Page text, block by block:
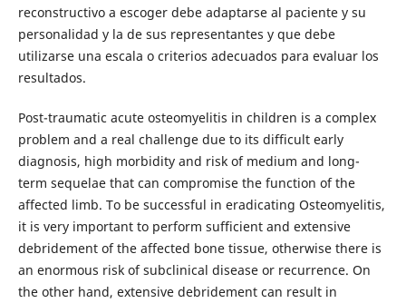
reconstructivo a escoger debe adaptarse al paciente y su
personalidad y la de sus representantes y que debe
utilizarse una escala o criterios adecuados para evaluar los
resultados.
Post-traumatic acute osteomyelitis in children is a complex
problem and a real challenge due to its difficult early
diagnosis, high morbidity and risk of medium and long-
term sequelae that can compromise the function of the
affected limb. To be successful in eradicating Osteomyelitis,
it is very important to perform sufficient and extensive
debridement of the affected bone tissue, otherwise there is
an enormous risk of subclinical disease or recurrence. On
the other hand, extensive debridement can result in